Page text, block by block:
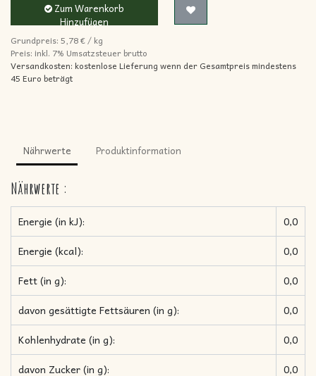
Zum Warenkorb
Hinzufügen
Grundpreis: 5,78€/ kg
Preis: inkl. 7% Umsatzsteuer brutto
Versandkosten: kostenlose Lieferung wenn der Gesamtpreis mindestens
45 Euro beträgt
Nährwerte Produktinformation
Nährwerte :
Energie (in kJ):
0,0
Energie (kcal):
0,0
Fett (in g):
0,0
davon gesättigte Fettsäuren (in g):
0,0
Kohlenhydrate (in g):
0,0
davon Zucker (in g):
0,0